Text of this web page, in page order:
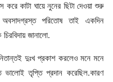
করে কাটা ঘায়ে নুনের ছিটা দেওয়া শুরু
পরিতোষ তাই একদিন
জানালো.
দুঃখ প্রকাশ করলেও মনে মনে
তৃপ্তি প্রদান করেছিল.কারণ